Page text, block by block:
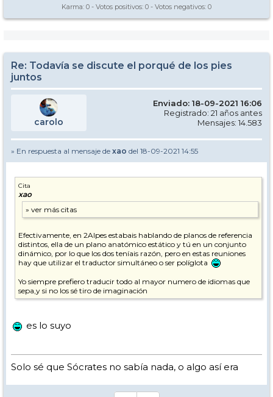
Karma: 0 - Votos positivos: 0 - Votos negativos: 0
Re: Todavía se discute el porqué de los pies
juntos
carolo
Enviado: 18-09-2021 16:06
Registrado: 21 años antes
Mensajes: 14.583
» En respuesta al mensaje de xao del 18-09-2021 14:55
Cita
xao
Efectivamente, en 2Alpes estabais hablando de planos de referencia
distintos, ella de un plano anatómico estático y tú en un conjunto
dinámico, por lo que los dos teníais razón, pero en estas reuniones
hay que utilizar el traductor simultáneo o ser políglota
Yo siempre prefiero traducir todo al mayor numero de idiomas que
sepa,y si no los sé tiro de imaginación
es lo suyo
Solo sé que Sócrates no sabía nada, o algo así era